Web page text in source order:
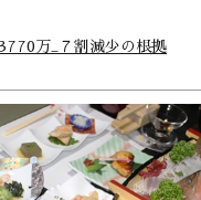
万_７割減少の根拠